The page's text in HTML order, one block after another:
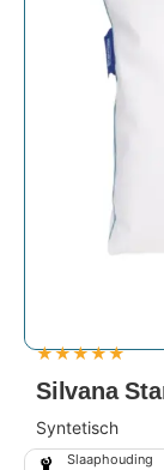
★★★★★
Silvana
Syntetisch
Slaaphouding